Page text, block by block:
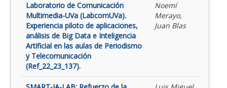
Laboratorio de Comunicación
Multimedia-UVa (LabcomUVa).
Experiencia piloto de aplicaciones,
análisis de Big Data e Inteligencia
Artificial en las aulas de Periodismo
y Telecomunicación
(Ref_22_23_137).
Noemí
Merayo,
Juan Blas